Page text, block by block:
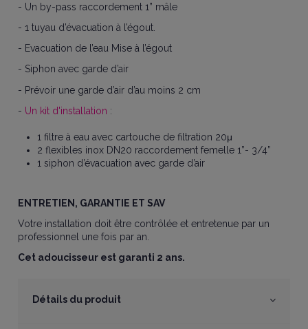
- Un by-pass raccordement 1” mâle
- 1 tuyau d’évacuation à l’égout.
- Evacuation de l’eau Mise à l’égout
- Siphon avec garde d’air
- Prévoir une garde d’air d’au moins 2 cm
- Un kit d'installation :
1 filtre à eau avec cartouche de filtration 20μ
2 flexibles inox DN20 raccordement femelle 1”- 3/4”
1 siphon d’évacuation avec garde d’air
ENTRETIEN, GARANTIE ET SAV
Votre installation doit être contrôlée et entretenue par un
professionnel une fois par an.
Cet adoucisseur est garanti 2 ans.
Détails du produit